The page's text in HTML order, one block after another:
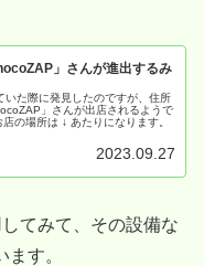
」さんが進出するみ
いた際に発見したのですが、住所
」さんが出店されるようで
の場所は ↓ あたりになります。
2023.09.27
てみて、その設備な
す。